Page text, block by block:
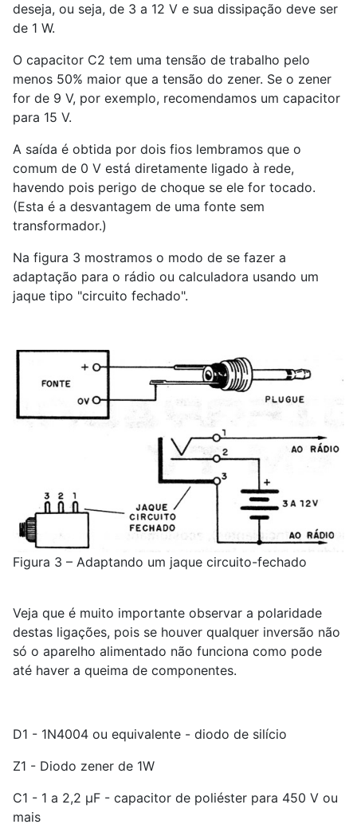
deseja, ou seja, de 3 a 12 V e sua dissipação deve ser
de 1 W.
O capacitor C2 tem uma tensão de trabalho pelo
menos 50% maior que a tensão do zener. Se o zener
for de 9 V, por exemplo, recomendamos um capacitor
para 15 V.
A saída é obtida por dois fios lembramos que o
comum de 0 V está diretamente ligado à rede,
havendo pois perigo de choque se ele for tocado.
(Esta é a desvantagem de uma fonte sem
transformador.)
Na figura 3 mostramos o modo de se fazer a
adaptação para o rádio ou calculadora usando um
jaque tipo "circuito fechado".
Figura 3 – Adaptando um jaque circuito-fechado
Veja que é muito importante observar a polaridade
destas ligações, pois se houver qualquer inversão não
só o aparelho alimentado não funciona como pode
até haver a queima de componentes.
D1 - 1N4004 ou equivalente - diodo de silício
Z1 - Diodo zener de 1W
C1 - 1 a 2,2 µF - capacitor de poliéster para 450 V ou
mais